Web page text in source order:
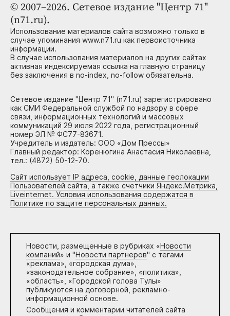
© 2007–2026. Сетевое издание "Центр 71"
(n71.ru).
Использование материалов сайта возможно только в
случае упоминания www.n71.ru как первоисточника
информации.
В случае использования материалов на других сайтах
активная индексируемая ссылка на главную страницу
без заключения в no-index, no-follow обязательна.
Сетевое издание "Центр 71" (n71.ru) зарегистрировано
как СМИ Федеральной службой по надзору в сфере
связи, информационных технологий и массовых
коммуникаций 29 июля 2022 года, регистрационный
номер ЭЛ № ФС77-83671.
Учредитель и издатель: ООО «Дом Прессы»
Главный редактор: Коренюгина Анастасия Николаевна,
тел.: (4872) 50-12-70.
Сайт использует IP адреса, cookie, данные геолокации
Пользователей сайта, а также счетчики Яндекс.Метрика,
Liveinternet. Условия использования содержатся в
Политике по защите персональных данных.
Новости, размещенные в рубриках «Новости
компаний» и "Новости партнеров" с тегами
«реклама», «городская дума»,
«законодательное собрание», «политика»,
«область», «Городской голова Тулы»
публикуются на договорной, рекламно-
информационной основе.
Сообщения и комментарии читателей сайта